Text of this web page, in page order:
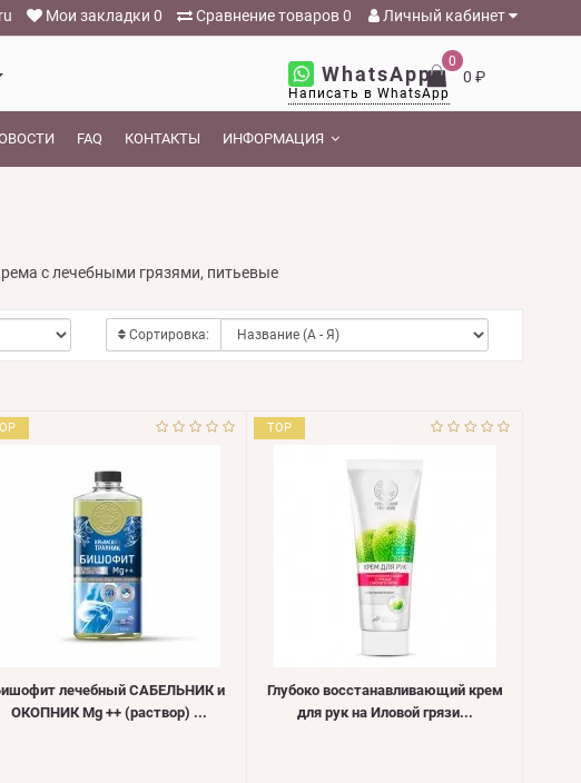
Мои закладки 0 Сравнение товаров0 Личный кабинет
WhatsApp
Написать в WhatsApp
0
0 ₽
FAQ КОНТАКТЫ ИНФОРМАЦИЯ
с лечебными грязями, питьевые
Сортировка:
лечебный САБЕЛЬНИК и
ОКОПНИК Mg ++ (раствор) ...
TOP
Глубоко восстанавливающий крем
для рук на Иловой грязи...